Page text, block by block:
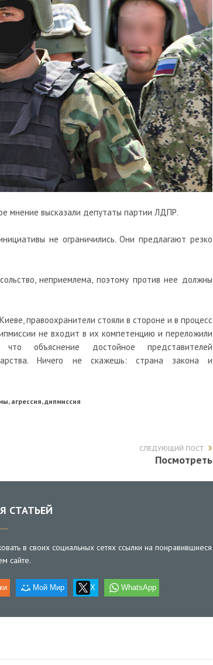
мнение высказали депутаты партии ЛДПР.
не ограничились. Они предлагают резко
неприемлема, поэтому против нее должны
правоохранители стояли в стороне и в процесс
не входит в их компетенцию и переложили
объяснение достойное представителей
Ничего не скажешь: страна закона и
агрессия, дипмиссия
СЛЕДУЮЩИЙ ПОСТ
Посмотреть
СТАТЬЕЙ
в своих социальных сетях ссылки на понравившиеся
сайте.
Мой Мир X WhatsApp